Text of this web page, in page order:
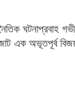
ঘটনাপ্রবাহ
জোট এক অভূতপূর্ব